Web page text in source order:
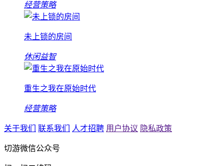
经营策略
未上锁的房间
休闲益智
重生之我在原始时代
经营策略
关于我们 联系我们 人才招聘 用户协议 隐私政策
切游微信公众号